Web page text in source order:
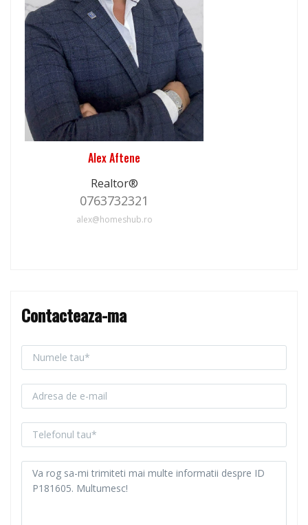
Alex Aftene
Realtor®
0763732321
alex@homeshub.ro
Contacteaza-ma